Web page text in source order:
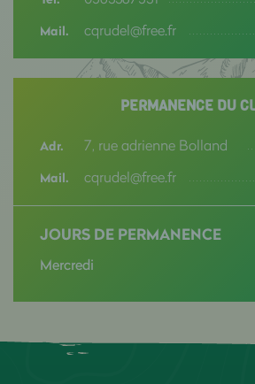
Mail. cqrudel@free.fr
PERMANENCE DU
Adr. 7, rue adrienne Bolland
Mail. cqrudel@free.fr
JOURS DE PERMANENCE
Mercredi